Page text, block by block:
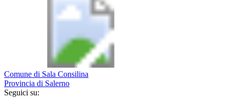
Comune di Sala Consilina
Provincia di Salerno
Seguici su: